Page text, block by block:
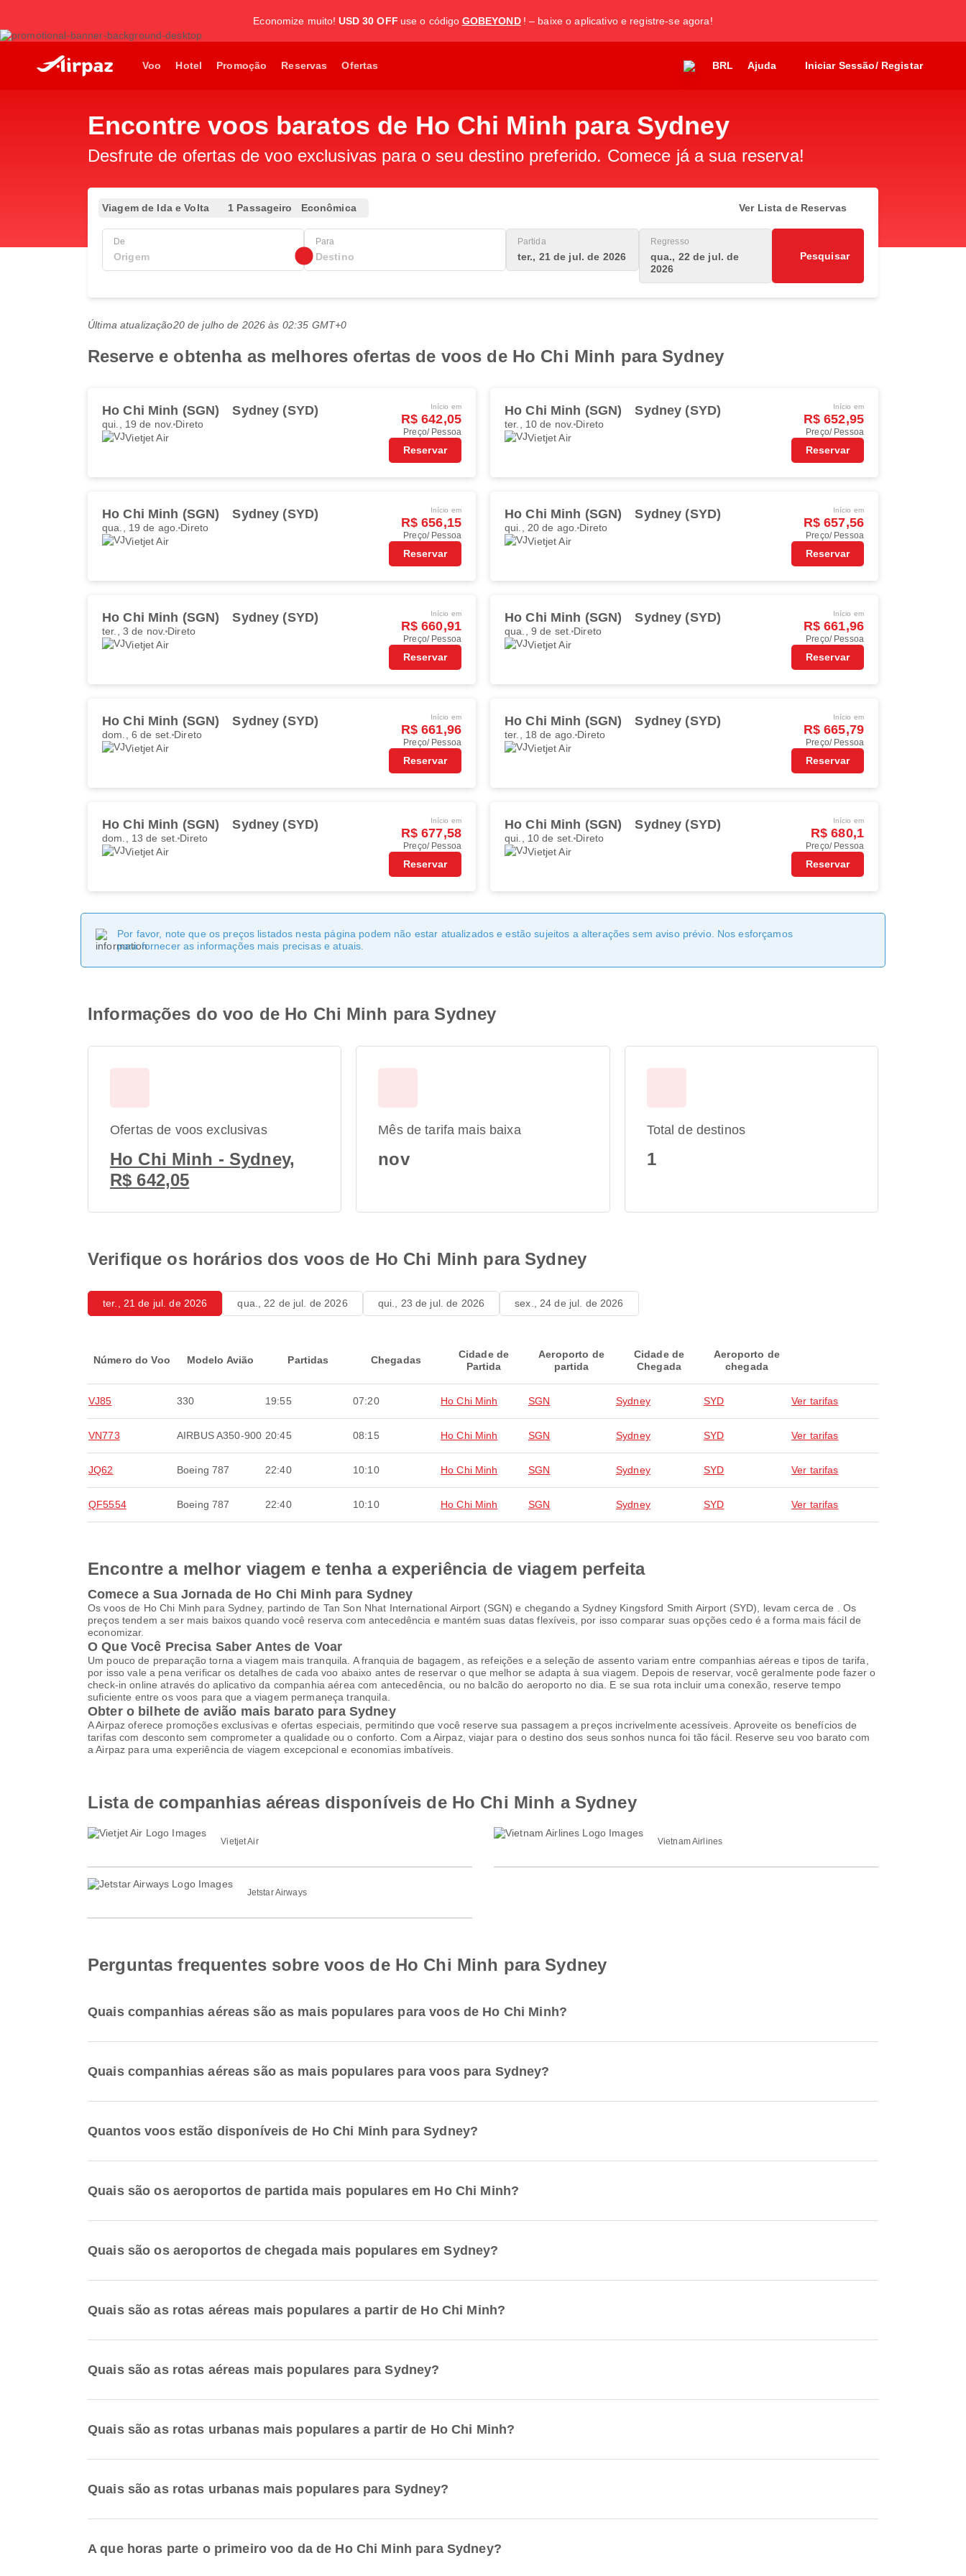
Economize muito! USD 30 OFF use o código GOBEYOND ! – baixe o aplicativo e registre-se agora!
Voo Hotel Promoção Reservas Ofertas BRL Ajuda Iniciar Sessão/ Registar
Encontre voos baratos de Ho Chi Minh para Sydney
Desfrute de ofertas de voo exclusivas para o seu destino preferido. Comece já a sua reserva!
Viagem de Ida e Volta 1 Passageiro Econômica Ver Lista de Reservas
De Para Partida
ter., 21 de jul. de 2026
Regresso
qua., 22 de jul. de
2026
Pesquisar
Última atualização20 de julho de 2026 às 02:35 GMT+0
Reserve e obtenha as melhores ofertas de voos de Ho Chi Minh para Sydney
Ho Chi Minh (SGN) Sydney (SYD)
qui., 19 de nov. Direto
Vietjet Air
Início em
R$ 642,05
Preço/ Pessoa
Reservar
Ho Chi Minh (SGN) Sydney (SYD)
ter., 10 de nov. Direto
Vietjet Air
Início em
R$ 652,95
Preço/ Pessoa
Reservar
Ho Chi Minh (SGN) Sydney (SYD)
qua., 19 de ago. Direto
Vietjet Air
Início em
R$ 656,15
Preço/ Pessoa
Reservar
Ho Chi Minh (SGN) Sydney (SYD)
qui., 20 de ago. Direto
Vietjet Air
Início em
R$ 657,56
Preço/ Pessoa
Reservar
Ho Chi Minh (SGN) Sydney (SYD)
ter., 3 de nov. Direto
Vietjet Air
Início em
R$ 660,91
Preço/ Pessoa
Reservar
Ho Chi Minh (SGN) Sydney (SYD)
qua., 9 de set. Direto
Vietjet Air
Início em
R$ 661,96
Preço/ Pessoa
Reservar
Ho Chi Minh (SGN) Sydney (SYD)
dom., 6 de set. Direto
Vietjet Air
Início em
R$ 661,96
Preço/ Pessoa
Reservar
Ho Chi Minh (SGN) Sydney (SYD)
ter., 18 de ago. Direto
Vietjet Air
Início em
R$ 665,79
Preço/ Pessoa
Reservar
Ho Chi Minh (SGN) Sydney (SYD)
dom., 13 de set. Direto
Vietjet Air
Início em
R$ 677,58
Preço/ Pessoa
Reservar
Ho Chi Minh (SGN) Sydney (SYD)
qui., 10 de set. Direto
Vietjet Air
Início em
R$ 680,1
Preço/ Pessoa
Reservar
Por favor, note que os preços listados nesta página podem não estar atualizados e estão sujeitos a alterações sem aviso prévio. Nos esforçamos
para fornecer as informações mais precisas e atuais.
Informações do voo de Ho Chi Minh para Sydney
Ofertas de voos exclusivas
Ho Chi Minh - Sydney,
R$ 642,05
Mês de tarifa mais baixa
nov
Total de destinos
1
Verifique os horários dos voos de Ho Chi Minh para Sydney
ter., 21 de jul. de 2026 qua., 22 de jul. de 2026 qui., 23 de jul. de 2026 sex., 24 de jul. de 2026
Número do Voo Modelo Avião Partidas Chegadas
Cidade de
Partida
Aeroporto de
partida
Cidade de
Chegada
Aeroporto de
chegada
VJ85 330 19:55 07:20 Ho Chi Minh SGN Sydney SYD Ver tarifas
VN773 AIRBUS A350-900 20:45 08:15 Ho Chi Minh SGN Sydney SYD Ver tarifas
JQ62 Boeing 787 22:40 10:10 Ho Chi Minh SGN Sydney SYD Ver tarifas
QF5554 Boeing 787 22:40 10:10 Ho Chi Minh SGN Sydney SYD Ver tarifas
Encontre a melhor viagem e tenha a experiência de viagem perfeita
Comece a Sua Jornada de Ho Chi Minh para Sydney
Os voos de Ho Chi Minh para Sydney, partindo de Tan Son Nhat International Airport (SGN) e chegando a Sydney Kingsford Smith Airport (SYD), levam cerca de . Os
preços tendem a ser mais baixos quando você reserva com antecedência e mantém suas datas flexíveis, por isso comparar suas opções cedo é a forma mais fácil de
economizar.
O Que Você Precisa Saber Antes de Voar
Um pouco de preparação torna a viagem mais tranquila. A franquia de bagagem, as refeições e a seleção de assento variam entre companhias aéreas e tipos de tarifa,
por isso vale a pena verificar os detalhes de cada voo abaixo antes de reservar o que melhor se adapta à sua viagem. Depois de reservar, você geralmente pode fazer o
check-in online através do aplicativo da companhia aérea com antecedência, ou no balcão do aeroporto no dia. E se sua rota incluir uma conexão, reserve tempo
suficiente entre os voos para que a viagem permaneça tranquila.
Obter o bilhete de avião mais barato para Sydney
A Airpaz oferece promoções exclusivas e ofertas especiais, permitindo que você reserve sua passagem a preços incrivelmente acessíveis. Aproveite os benefícios de
tarifas com desconto sem comprometer a qualidade ou o conforto. Com a Airpaz, viajar para o destino dos seus sonhos nunca foi tão fácil. Reserve seu voo barato com
a Airpaz para uma experiência de viagem excepcional e economias imbatíveis.
Lista de companhias aéreas disponíveis de Ho Chi Minh a Sydney
Vietjet Air Vietnam Airlines
Jetstar Airways
Perguntas frequentes sobre voos de Ho Chi Minh para Sydney
Quais companhias aéreas são as mais populares para voos de Ho Chi Minh?
Quais companhias aéreas são as mais populares para voos para Sydney?
Quantos voos estão disponíveis de Ho Chi Minh para Sydney?
Quais são os aeroportos de partida mais populares em Ho Chi Minh?
Quais são os aeroportos de chegada mais populares em Sydney?
Quais são as rotas aéreas mais populares a partir de Ho Chi Minh?
Quais são as rotas aéreas mais populares para Sydney?
Quais são as rotas urbanas mais populares a partir de Ho Chi Minh?
Quais são as rotas urbanas mais populares para Sydney?
A que horas parte o primeiro voo da de Ho Chi Minh para Sydney?